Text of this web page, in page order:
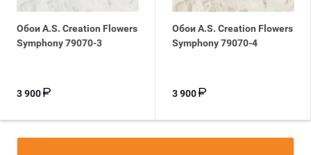
Обои A.S. Creation Flowers
Symphony 79070-3
3 900
Обои A.S. Creation Flowers
Symphony 79070-4
3 900